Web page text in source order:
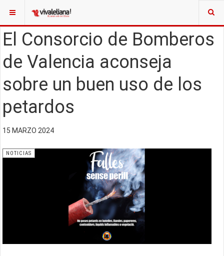
El Consorcio de Bomberos
de Valencia aconseja
sobre un buen uso de los
petardos
15 MARZO 2024
NOTICIAS